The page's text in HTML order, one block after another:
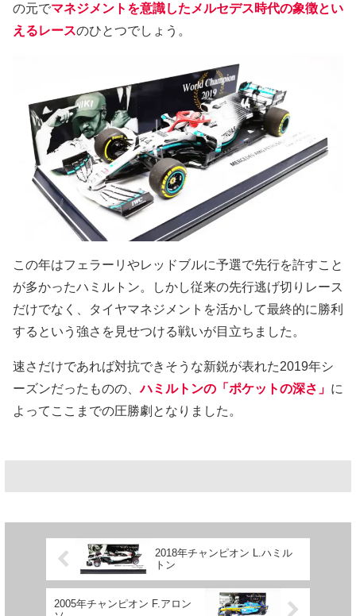
の元でマネジメントを意識したメルセデス時代の象徴とい
えるレースのひとつでしょう。
この年はフェラーリやレッドブルに予選で先行を許すこと
が多かったハミルトン。しかし従来の先行逃げ切りレース
だけでなく、タイヤマネジメントを活かして最終的に勝利
するという強さを見せつける戦いが目立ちました。
速さだけであれば対抗できそうな新鋭が表れた2019年シ
ーズンだったものの、ハミルトンの「ポケットの深さ」 に
よってここまでの圧勝劇となりました。
2018年チャンピオン L.ハミル
トン
2005年チャンピオン F.アロン